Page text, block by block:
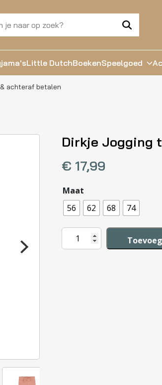
Little DutchBoekenSpeelgoed
achteraf betalen
Dirkje Jogging
€ 17,99
Maat
56
62 68 74
Dirkje
Jogging